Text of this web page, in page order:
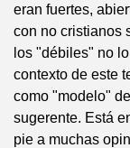
eran fuertes,
con no cristianos
los "débiles" no
contexto de este
como "modelo"
sugerente. Está
pie a muchas